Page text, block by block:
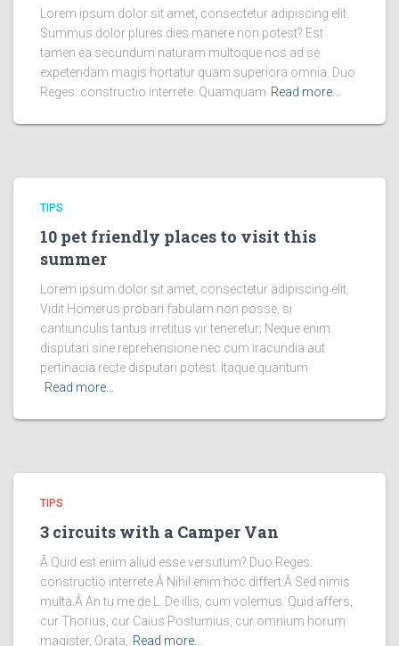
Lorem ipsum dolor sit amet, consectetur adipiscing elit.
Summus dolor plures dies manere non potest? Est
tamen ea secundum naturam multoque nos ad se
expetendam magis hortatur quam superiora omnia. Duo
Reges: constructio interrete. Quamquam Read more…
TIPS
10 pet friendly places to visit this
summer
Lorem ipsum dolor sit amet, consectetur adipiscing elit.
Vidit Homerus probari fabulam non posse, si
cantiunculis tantus irretitus vir teneretur; Neque enim
disputari sine reprehensione nec cum iracundia aut
pertinacia recte disputari potest. Itaque quantum
Read more…
TIPS
3 circuits with a Camper Van
Â Quid est enim aliud esse versutum? Duo Reges:
constructio interrete.Â Nihil enim hoc differt.Â Sed nimis
multa.Â An tu me de L. De illis, cum volemus. Quid affers,
cur Thorius, cur Caius Postumius, cur omnium horum
magister, Orata,
Read more…